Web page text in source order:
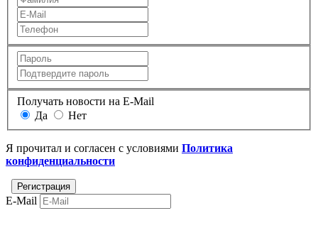
Получать новости на E-Mail
Да
Нет
Я прочитал и согласен с условиями Политика
конфиденциальности
E-Mail